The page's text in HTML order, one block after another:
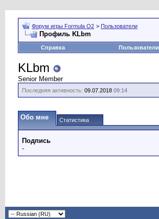
Форум игры Formula O2 > Пользователи
Профиль KLbm
Справка Пользователи
KLbm
Senior Member
Последняя активность: 09.07.2018 09:14
Обо мне Статистика
Подпись
-